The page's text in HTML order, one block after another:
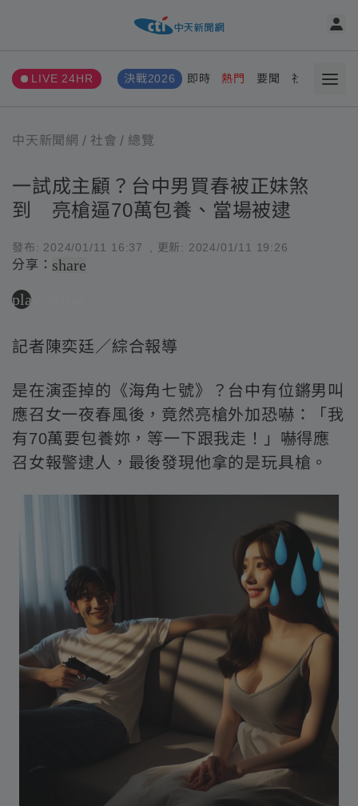
LIVE 24HR 決戰2026 即時 熱門 要聞 社會 娛樂
中天新聞網 社會 總覽
一試成主顧？台中男買春被正妹煞
到 亮槍逼70萬包養、當場被逮
發布: 2024/01/11 16:37 , 更新: 2024/01/11 19:26
分享： share
play_arrow
記者陳奕廷／綜合報導
是在演歪掉的《海角七號》？台中有位鏘男叫
應召女一夜春風後，竟然亮槍外加恐嚇：「我
有70萬要包養妳，等一下跟我走！」嚇得應
召女報警逮人，最後發現他拿的是玩具槍。